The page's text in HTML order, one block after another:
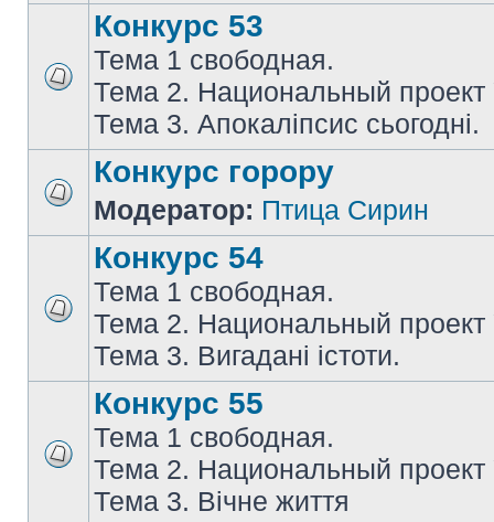
Конкурс 53
Тема 1 свободная.
Тема 2. Национальный проект
Тема 3. Апокаліпсис сьогодні.
Конкурс горору
Модератор: Птица Сирин
Конкурс 54
Тема 1 свободная.
Тема 2. Национальный проект
Тема 3. Вигадані істоти.
Конкурс 55
Тема 1 свободная.
Тема 2. Национальный проект
Тема 3. Вічне життя